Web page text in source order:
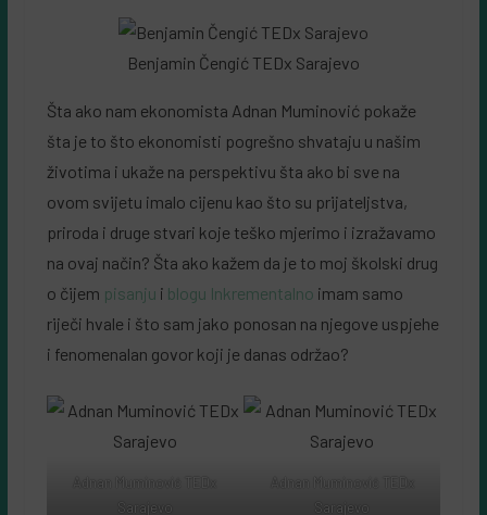
Benjamin Čengić TEDx Sarajevo
Šta ako nam ekonomista Adnan Muminović pokaže
šta je to što ekonomisti pogrešno shvataju u našim
životima i ukaže na perspektivu šta ako bi sve na
ovom svijetu imalo cijenu kao što su prijateljstva,
priroda i druge stvari koje teško mjerimo i izražavamo
na ovaj način? Šta ako kažem da je to moj školski drug
o čijem pisanju i blogu Inkrementalno imam samo
riječi hvale i što sam jako ponosan na njegove uspjehe
i fenomenalan govor koji je danas održao?
Adnan Muminović TEDx
Sarajevo
Adnan Muminović TEDx
Sarajevo